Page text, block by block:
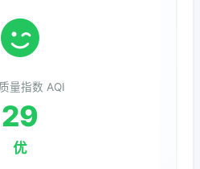
量指数 AQI
29
优